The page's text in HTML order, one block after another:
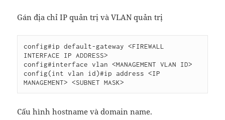
Gán địa chỉ IP quản trị và VLAN quản trị
config#ip default-gateway <FIREWALL
INTERFACE IP ADDRESS>
config#interface vlan <MANAGEMENT VLAN ID>
config(int vlan id)#ip address <IP
MANAGEMENT> <SUBNET MASK>
Cấu hình hostname và domain name.